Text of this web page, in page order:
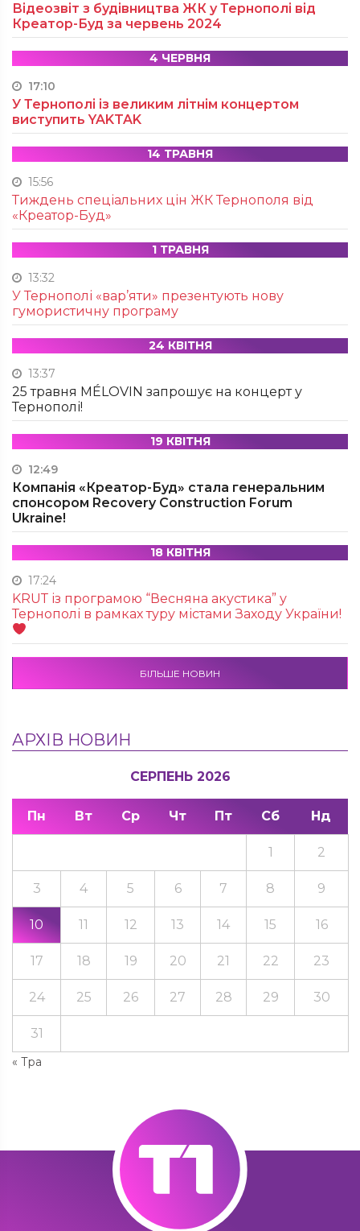
Відеозвіт з будівництва ЖК у Тернополі від
Креатор-Буд за червень 2024
4 ЧЕРВНЯ
17:10
У Тернополі із великим літнім концертом
виступить YAKTAK
14 ТРАВНЯ
15:56
Тиждень спеціальних цін ЖК Тернополя від
«Креатор-Буд»
1 ТРАВНЯ
13:32
У Тернополі «вар’яти» презентують нову
гумористичну програму
24 КВІТНЯ
13:37
25 травня MÉLOVIN запрошує на концерт у
Тернополі!
19 КВІТНЯ
12:49
Компанія «Креатор-Буд» стала генеральним
спонсором Recovery Construction Forum
Ukraine!
18 КВІТНЯ
17:24
KRUТ із програмою “Весняна акустика” у
Тернополі в рамках туру містами Заходу України!
БІЛЬШЕ НОВИН
АРХІВ НОВИН
СЕРПЕНЬ 2026
Пн Вт Ср Чт Пт Сб Нд
« Тра
1 2
3 4 5 6 7 8 9
10 11 12 13 14 15 16
17 18 19 20 21 22 23
24 25 26 27 28 29 30
31